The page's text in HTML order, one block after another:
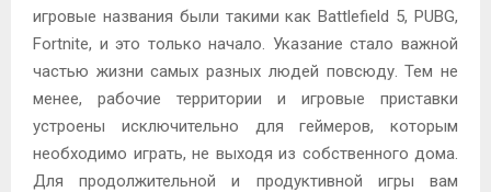
игровые названия были такими как Battlefield 5, PUBG,
Fortnite, и это только начало. Указание стало важной
частью жизни самых разных людей повсюду. Тем не
менее, рабочие территории и игровые приставки
устроены исключительно для геймеров, которым
необходимо играть, не выходя из собственного дома.
Для продолжительной и продуктивной игры вам